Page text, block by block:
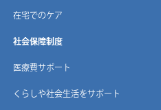
在宅でのケア
社会保障制度
医療費サポート
くらしや社会生活をサポート